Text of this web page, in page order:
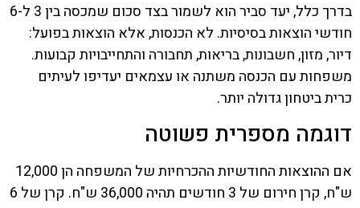
בדרך כלל, יעד סביר הוא לשמור בצד סכום שמכסה בין 3 ל-6
חודשי הוצאות בסיסיות. לא הכנסות, אלא הוצאות בפועל:
דיור, מזון, חשבונות, בריאות, תחבורה והתחייבויות קבועות.
משפחות עם הכנסה משתנה או עצמאים יעדיפו לעיתים
כרית ביטחון גדולה יותר.
דוגמה מספרית פשוטה
אם ההוצאות החודשיות ההכרחיות של המשפחה הן 12,000
ש"ח, קרן חירום של 3 חודשים תהיה 36,000 ש"ח. קרן של 6